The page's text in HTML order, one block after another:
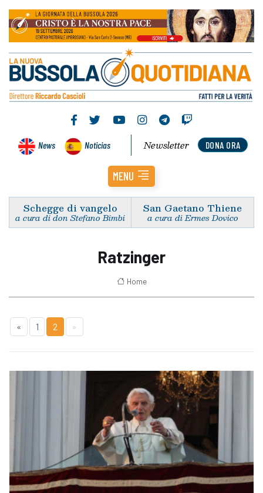
News Noticias DONA ORA
Newsletter
MENU
Schegge di vangelo
a cura di don Stefano Bimbi
San Gaetano Thiene
a cura di Ermes Dovico
Ratzinger
Home
« 1 2 »